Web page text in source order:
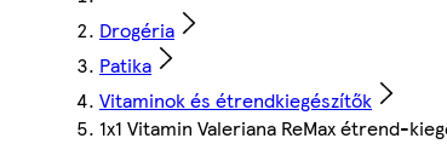
Drogéria
Patika
Vitaminok és étrendkiegészítők
1x1 Vitamin Valeriana ReMax étrend-